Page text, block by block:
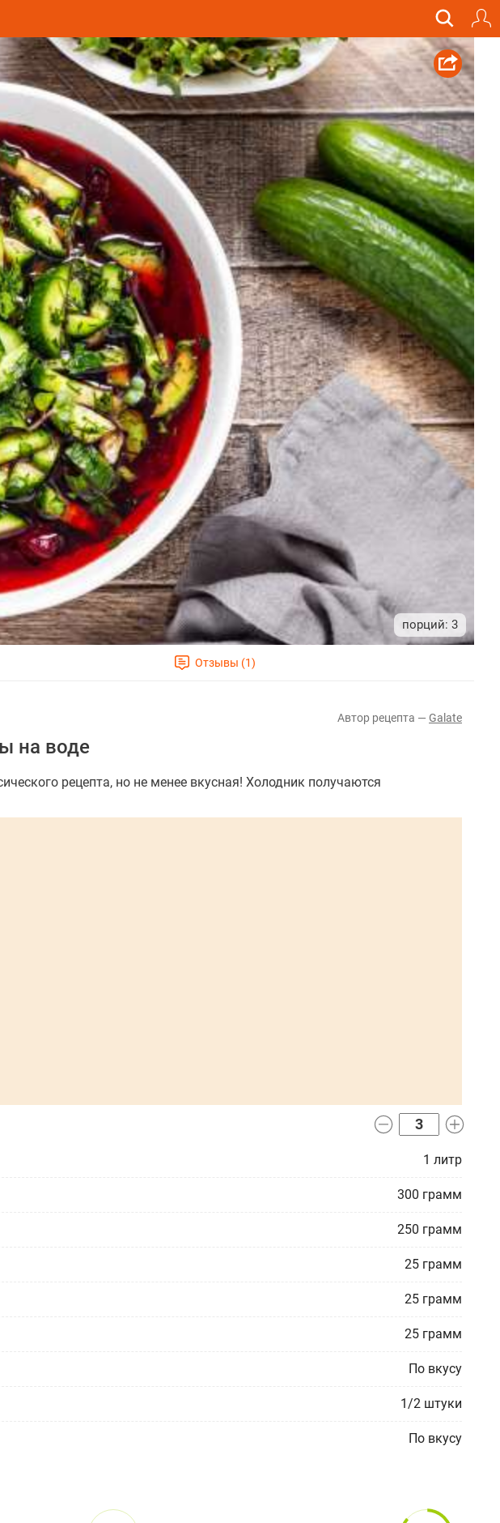
3
Galate
на воде
рецепта, но не менее вкусная! Холодник получаются
1 литр
300 грамм
250 грамм
25 грамм
25 грамм
25 грамм
По вкусу
1/2 штуки
По вкусу